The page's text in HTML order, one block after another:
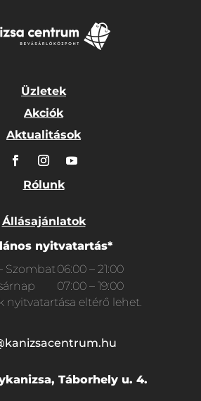
Üzletek
Akciók
Aktualitások
Rólunk
Állásajánlatok
nyitvatartás*
Szombat06:00 – 21:00
07:00 – 19:00
nyitvatartása eltérő lehet.
Táborhely u. 4.